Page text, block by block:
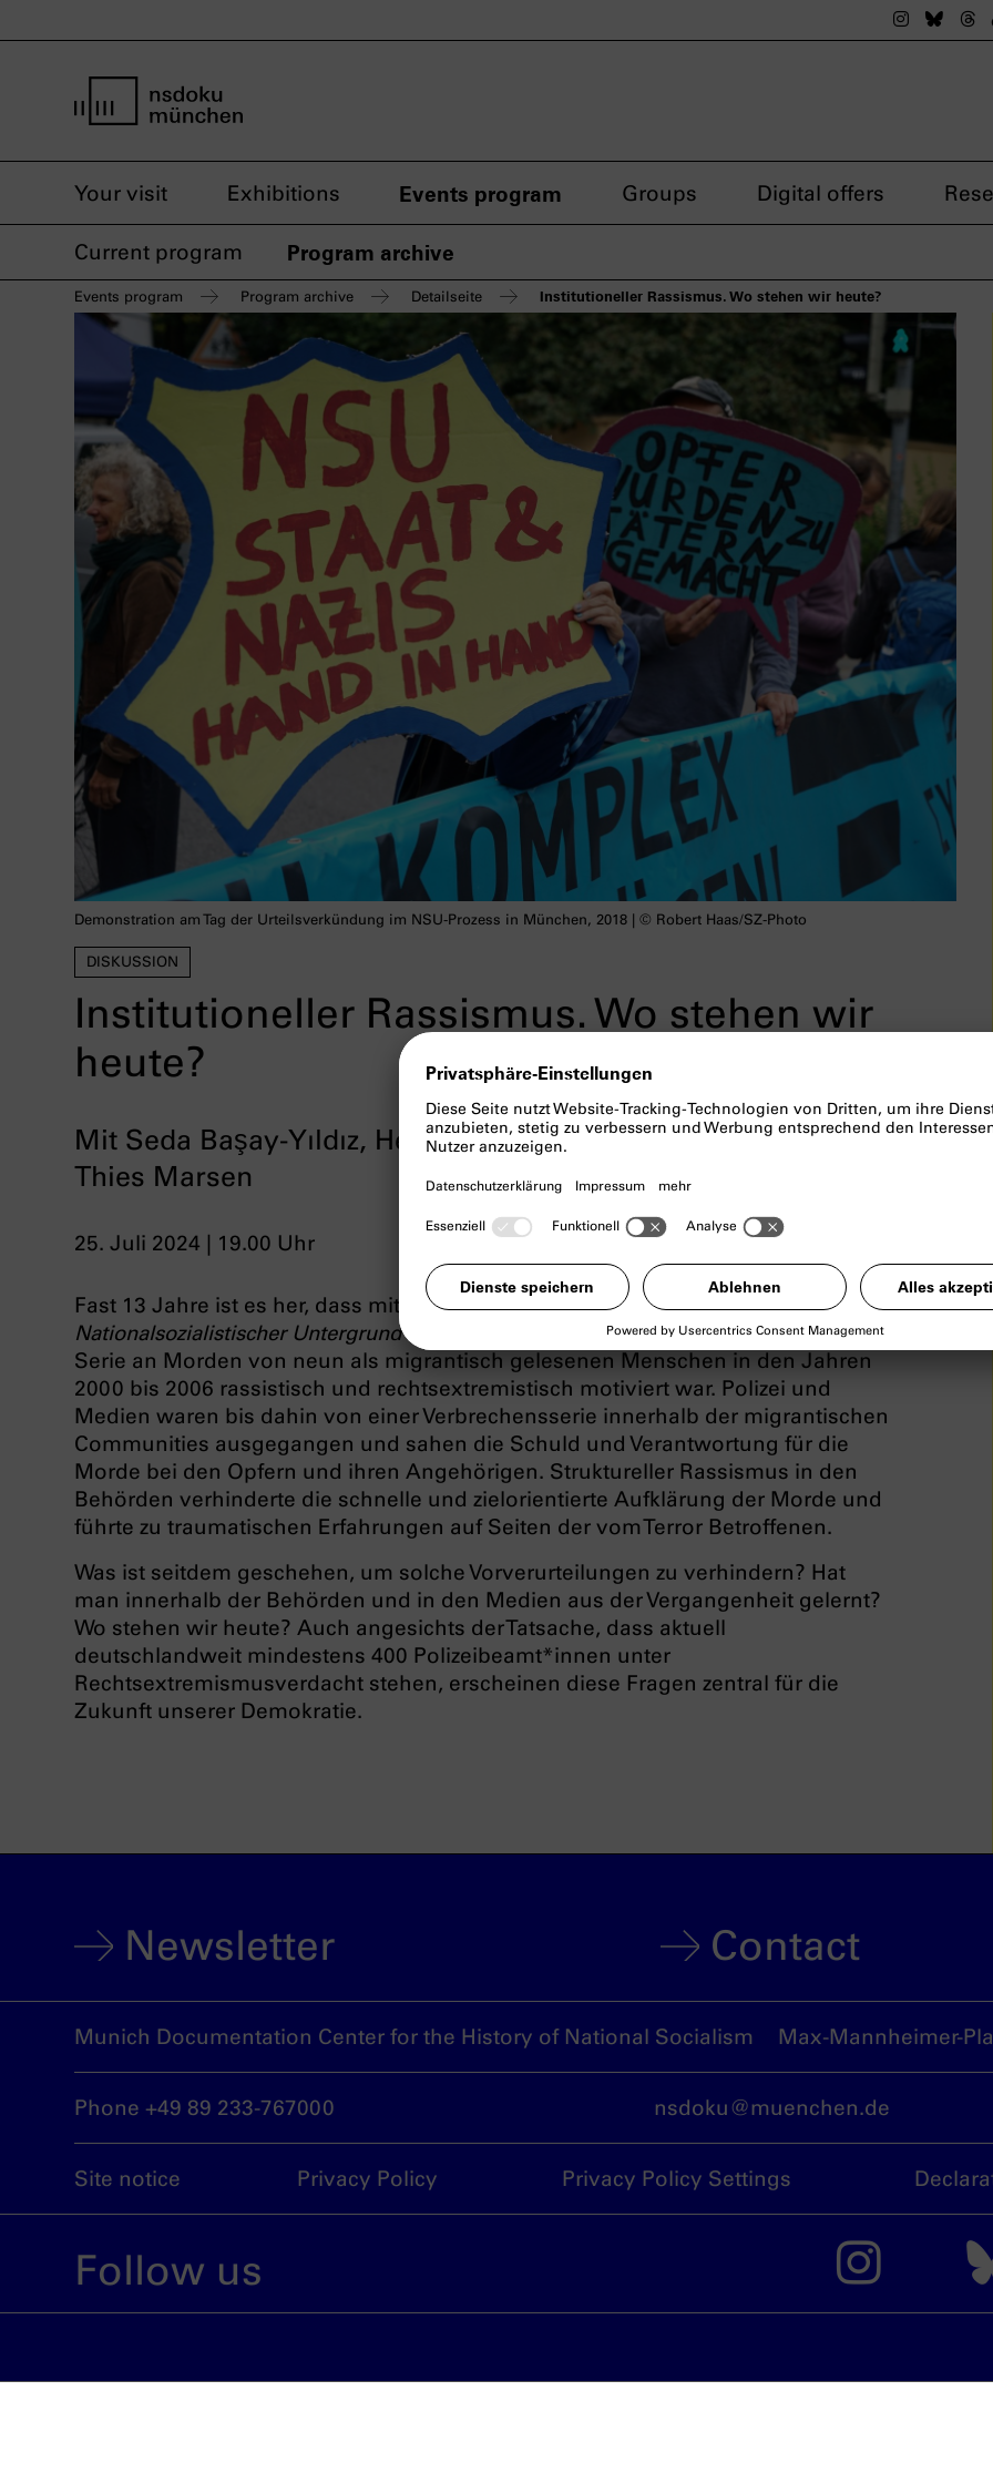
TheThe
Your visit Exhibitions Events program Groups Digital offers
Current program Program archive
Events program Program archive Detailseite Institutioneller Rassismus. Wo stehen wir heute?
DISKUSSION
Institutioneller Rassismus. Wo stehen wir
heute?
Mit Seda Başay-Yıldız, Heike Kleffner, Jan-Denis Wulff und
Thies Marsen
25. Juli 2024 | 19.00 Uhr
Demonstration am Tag der Urteilsverkündung im NSU-Prozess in München, 2018 | © Robert Haas/SZ-Photo
Fast 13 Jahre ist es her, dass mit der Selbstenttarnung der Terrorgruppe
Nationalsozialistischer Untergrunddeutlich wurde, dass die bis dato unaufgeklärte
Serie an Morden von neun als migrantisch gelesenen Menschen in den Jahren
2000 bis 2006 rassistisch und rechtsextremistisch motiviert war. Polizei und
Medien waren bis dahin von einer Verbrechensserie innerhalb der migrantischen
Communities ausgegangen und sahen die Schuld und Verantwortung für die
Morde bei den Opfern und ihren Angehörigen. Struktureller Rassismus in den
Behörden verhinderte die schnelle und zielorientierte Aufklärung der Morde und
führte zu traumatischen Erfahrungen auf Seiten der vom Terror Betroffenen.
Was ist seitdem geschehen, um solche Vorverurteilungen zu verhindern? Hat
man innerhalb der Behörden und in den Medien aus der Vergangenheit gelernt?
Wo stehen wir heute? Auch angesichts der Tatsache, dass aktuell
deutschlandweit mindestens 400 Polizeibeamt*innen unter
Rechtsextremismusverdacht stehen, erscheinen diese Fragen zentral für die
Zukunft unserer Demokratie.
Newsletter Contact
Munich Documentation Center for the History of National Socialism Max-Mannheimer-
Phone +49 89 233-767000 nsdoku@muenchen.de
Site notice Privacy Policy Privacy Policy Settings
Follow us The